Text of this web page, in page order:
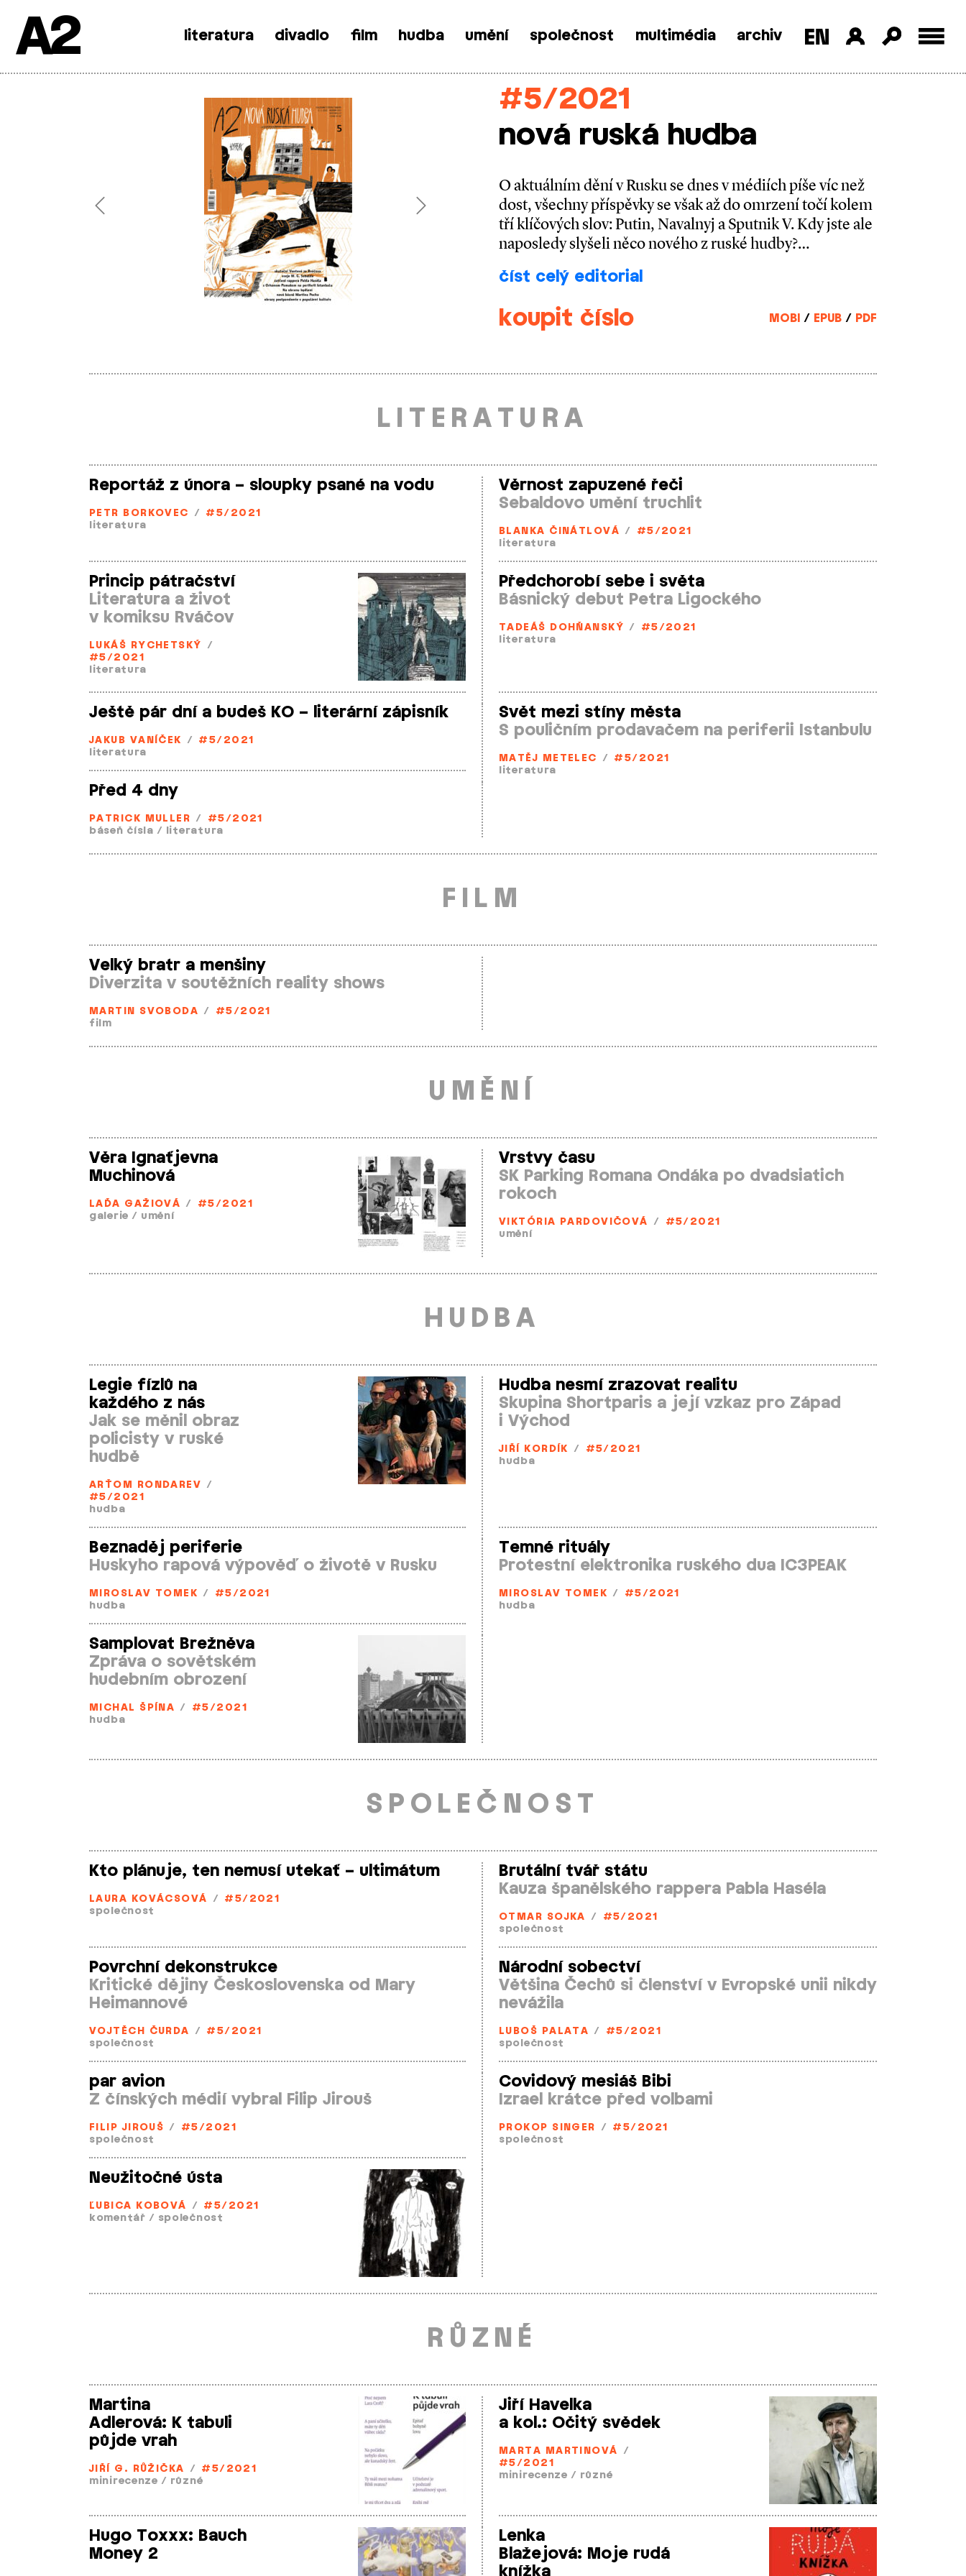
SkipA2 literatura divadlo film hudba umění společnost multimédia archiv
Previous Next
#5/2021
nová ruská hudba
O aktuálním dění v Rusku se dnes v médiích píše víc než
dost, všechny příspěvky se však až do omrzení točí kolem
tří klíčových slov: Putin, Navalnyj a Sputnik V. Kdy jste ale
naposledy slyšeli něco nového z ruské hudby?…
číst celý editorial
koupit číslo MOBI / EPUB / PDF
LITERATURA
Reportáž z února – sloupky psané na vodu
PETR BORKOVEC / #5/2021
literatura
Věrnost zapuzené řeči
Sebaldovo umění truchlit
BLANKA ČINÁTLOVÁ /
#5/2021
literatura
Princip pátračství
Literatura a život
v komiksu Rváčov
LUKÁŠ RYCHETSKÝ /
#5/2021
literatura
Předchorobí sebe i světa
Básnický debut Petra Ligockého
TADEÁŠ DOHŇANSKÝ /
#5/2021
literatura
Ještě pár dní a budeš KO – literární zápisník
JAKUB VANÍČEK / #5/2021
literatura
Svět mezi stíny města
S pouličním prodavačem na periferii Istanbulu
MATĚJ METELEC / #5/2021
literatura
Před 4 dny
PATRICK MULLER /
#5/2021
báseň čísla / literatura
FILM
Velký bratr a menšiny
Diverzita v soutěžních reality shows
MARTIN SVOBODA /
#5/2021
film
UMĚNÍ
Věra Ignaťjevna
Muchinová
LAĎA GAŽIOVÁ /
#5/2021
galerie / umění
Vrstvy času
SK Parking Romana Ondáka po dvadsiatich
rokoch
VIKTÓRIA PARDOVIČOVÁ /
#5/2021
umění
HUDBA
Legie fízlů na
každého z nás
Jak se měnil obraz
policisty v ruské
hudbě
ARŤOM RONDAREV /
#5/2021
hudba
Hudba nesmí zrazovat realitu
Skupina Shortparis a její vzkaz pro Západ
i Východ
JIŘÍ KORDÍK /
#5/2021
hudba
Beznaděj periferie
Huskyho rapová výpověď o životě v Rusku
MIROSLAV TOMEK /
#5/2021
hudba
Temné rituály
Protestní elektronika ruského dua IC3PEAK
MIROSLAV TOMEK /
#5/2021
hudba
Samplovat Brežněva
Zpráva o sovětském
hudebním obrození
MICHAL ŠPÍNA /
#5/2021
hudba
SPOLEČNOST
Kto plánuje, ten nemusí utekať – ultimátum
LAURA KOVÁCSOVÁ / #5/2021
společnost
Brutální tvář státu
Kauza španělského rappera Pabla Haséla
OTMAR SOJKA /
#5/2021
společnost
Povrchní dekonstrukce
Kritické dějiny Československa od Mary
Heimannové
VOJTĚCH ČURDA / #5/2021
společnost
Národní sobectví
Většina Čechů si členství v Evropské unii nikdy
nevážila
LUBOŠ PALATA /
#5/2021
společnost
par avion
Z čínských médií vybral Filip Jirouš
FILIP JIROUŠ /
#5/2021
společnost
Covidový mesiáš Bibi
Izrael krátce před volbami
PROKOP SINGER / #5/2021
společnost
Neužitočné ústa
ĽUBICA KOBOVÁ / #5/2021
komentář / společnost
RŮZNÉ
Martina
Adlerová: K tabuli
půjde vrah
JIŘÍ G. RŮŽIČKA / #5/2021
minirecenze / různé
Jiří Havelka
a kol.: Očitý svědek
MARTA MARTINOVÁ /
#5/2021
minirecenze / různé
Hugo Toxxx: Bauch
Money 2
Lenka
Blažejová: Moje rudá
knížka